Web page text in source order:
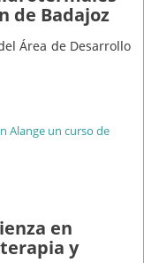
de Badajoz
Área de Desarrollo
en
y